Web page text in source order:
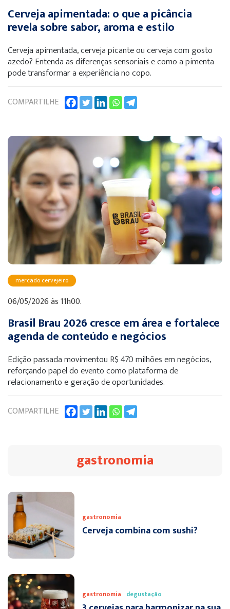
Cerveja apimentada: o que a picância
revela sobre sabor, aroma e estilo
Cerveja apimentada, cerveja picante ou cerveja com gosto
azedo? Entenda as diferenças sensoriais e como a pimenta
pode transformar a experiência no copo.
COMPARTILHE
mercado cervejeiro
06/05/2026 às 11h00.
Brasil Brau 2026 cresce em área e fortalece
agenda de conteúdo e negócios
Edição passada movimentou R$ 470 milhões em negócios,
reforçando papel do evento como plataforma de
relacionamento e geração de oportunidades.
COMPARTILHE
gastronomia
gastronomia
Cerveja combina com sushi?
gastronomia degustação